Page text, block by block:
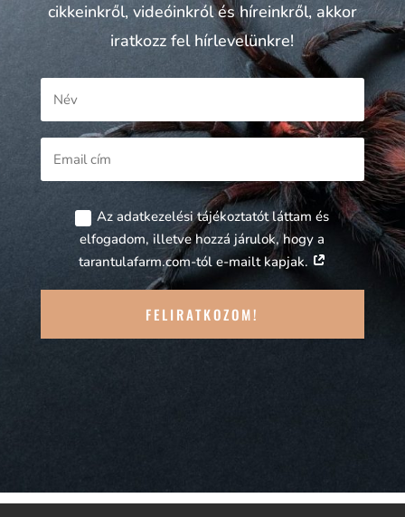
cikkeinkről, videóinkról és híreinkről, akkor
iratkozz fel hírlevelünkre!
Az adatkezelési tájékoztatót láttam és
elfogadom, illetve hozzá járulok, hogy a
tarantulafarm.com-tól e-mailt kapjak.
FELIRATKOZOM!